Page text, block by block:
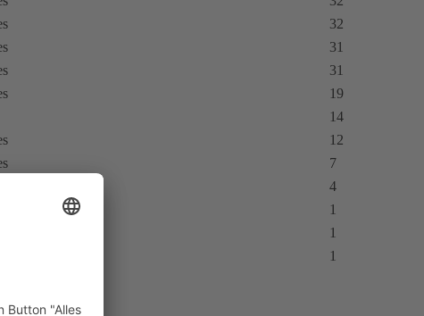
32
31
31
19
14
12
7
4
1
1
1